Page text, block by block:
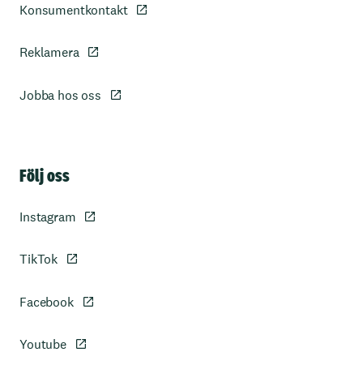
Konsumentkontakt
Reklamera
Jobba hos oss
Följ oss
Instagram
TikTok
Facebook
Youtube